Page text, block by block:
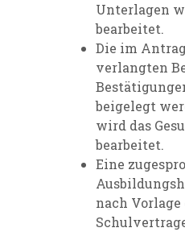
Unterlagen
bearbeitet.
Die im
verlangten
beigelegt
wird das
bearbeitet.
Eine
nach Vorlage